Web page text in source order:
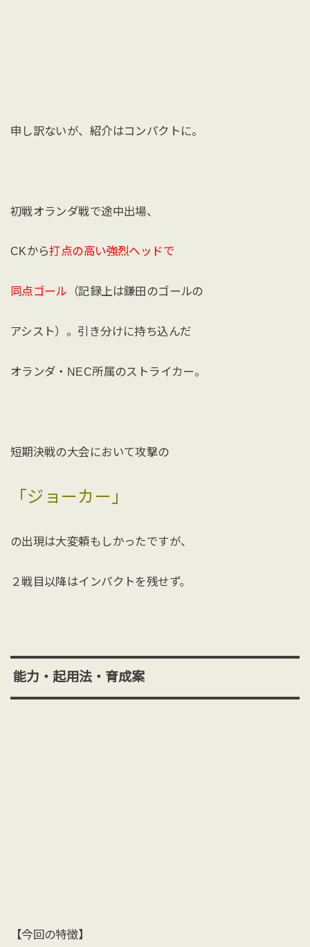
申し訳ないが、紹介はコンパクトに。
初戦オランダ戦で途中出場、
CKから打点の高い強烈ヘッドで
同点ゴール （記録上は鎌田のゴールの
アシスト）。引き分けに持ち込んだ
オランダ・NEC所属のストライカー。
短期決戦の大会において攻撃の
「ジョーカー」
の出現は大変頼もしかったですが、
２戦目以降はインパクトを残せず。
能力・起用法・育成案
【今回の特徴】